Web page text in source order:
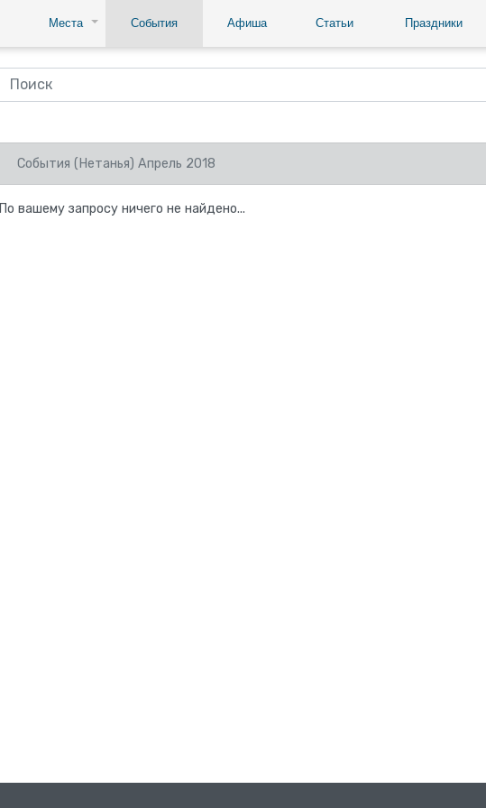
Места События Афиша Статьи Праздники
События (Нетанья) Апрель 2018
По вашему запросу ничего не найдено...